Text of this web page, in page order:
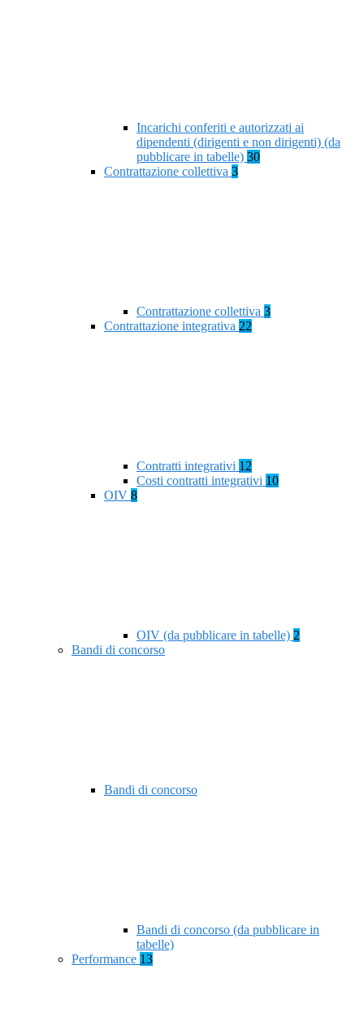
Incarichi conferiti e autorizzati ai
dipendenti (dirigenti e non dirigenti) (da
pubblicare in tabelle) 30
Contrattazione collettiva 3
Contrattazione collettiva 3
Contrattazione integrativa 22
Contratti integrativi 12
Costi contratti integrativi 10
OIV 8
OIV (da pubblicare in tabelle) 2
Bandi di concorso
Bandi di concorso
Bandi di concorso (da pubblicare in
tabelle)
Performance 13